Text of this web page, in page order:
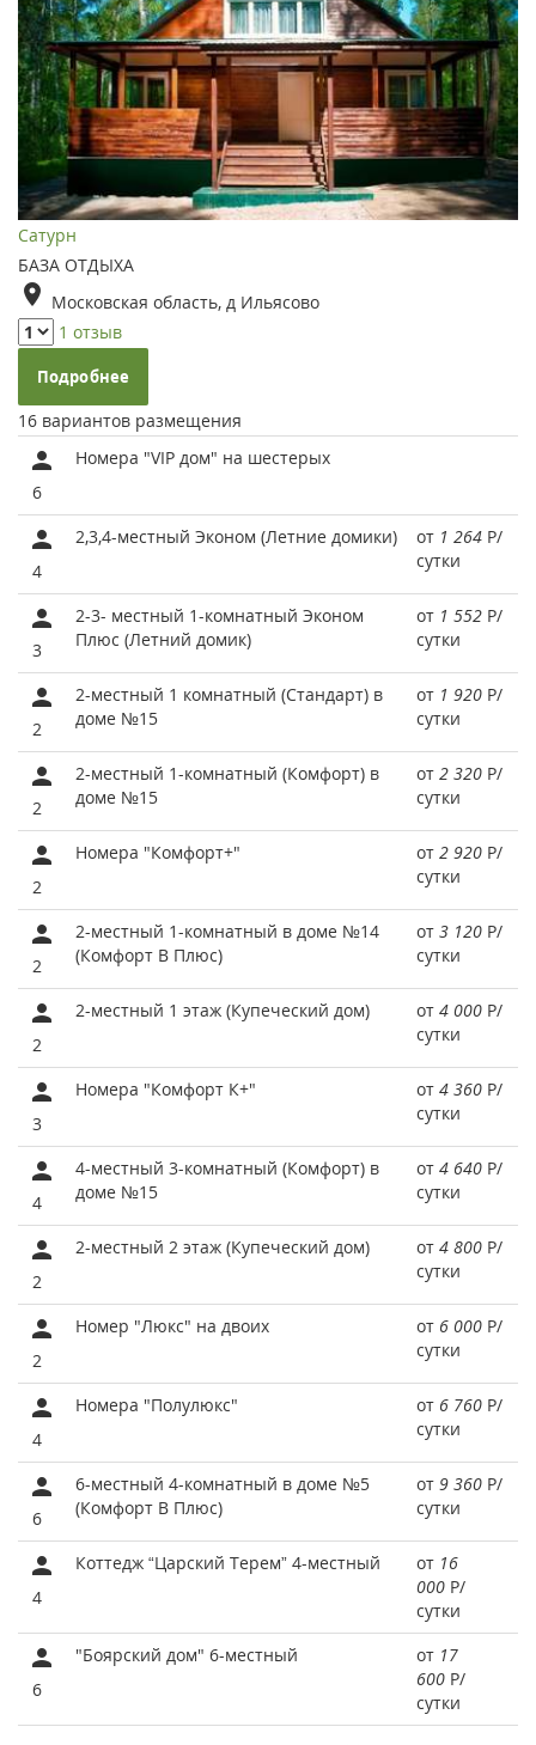
Сатурн
БАЗА ОТДЫХА
Московская область, д Ильясово
1 отзыв
Подробнее
16 вариантов размещения
6
Номера "VIP дом" на шестерых
4
2,3,4-местный Эконом (Летние домики) от 1 264 Р/
сутки
3
2-3- местный 1-комнатный Эконом
Плюс (Летний домик)
от 1 552 Р/
сутки
2
2-местный 1 комнатный (Стандарт) в
доме №15
от 1 920 Р/
сутки
2
2-местный 1-комнатный (Комфорт) в
доме №15
от 2 320 Р/
сутки
2
Номера "Комфорт+" от 2 920 Р/
сутки
2
2-местный 1-комнатный в доме №14
(Комфорт В Плюс)
от 3 120 Р/
сутки
2
2-местный 1 этаж (Купеческий дом) от 4 000 Р/
сутки
3
Номера "Комфорт К+" от 4 360 Р/
сутки
4
4-местный 3-комнатный (Комфорт) в
доме №15
от 4 640 Р/
сутки
2
2-местный 2 этаж (Купеческий дом) от 4 800 Р/
сутки
2
Номер "Люкс" на двоих от 6 000 Р/
сутки
4
Номера "Полулюкс" от 6 760 Р/
сутки
6
6-местный 4-комнатный в доме №5
(Комфорт В Плюс)
от 9 360 Р/
сутки
4
Коттедж “Царский Терем” 4-местный от 16
000 Р/
сутки
6
"Боярский дом" 6-местный от 17
600 Р/
сутки